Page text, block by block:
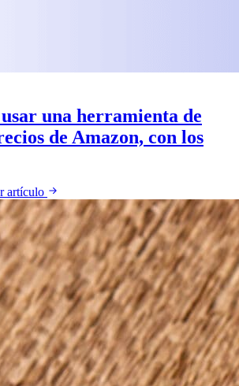
una herramienta de
de Amazon, con los
artículo